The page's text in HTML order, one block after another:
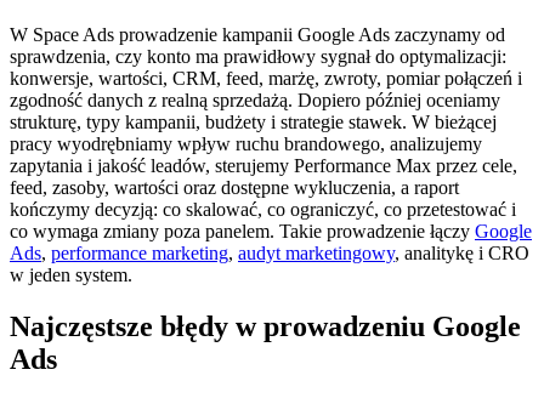
W Space Ads prowadzenie kampanii Google Ads zaczynamy od
sprawdzenia, czy konto ma prawidłowy sygnał do optymalizacji:
konwersje, wartości, CRM, feed, marżę, zwroty, pomiar połączeń i
zgodność danych z realną sprzedażą. Dopiero później oceniamy
strukturę, typy kampanii, budżety i strategie stawek. W bieżącej
pracy wyodrębniamy wpływ ruchu brandowego, analizujemy
zapytania i jakość leadów, sterujemy Performance Max przez cele,
feed, zasoby, wartości oraz dostępne wykluczenia, a raport
kończymy decyzją: co skalować, co ograniczyć, co przetestować i
co wymaga zmiany poza panelem. Takie prowadzenie łączy Google
Ads, performance marketing, audyt marketingowy, analitykę i CRO
w jeden system.
Najczęstsze błędy w prowadzeniu Google
Ads